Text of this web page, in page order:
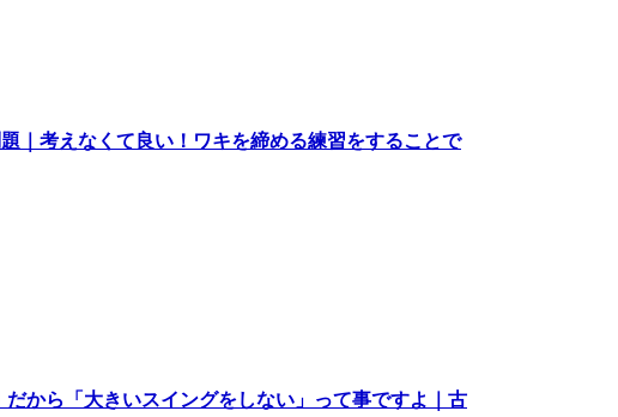
｜考えなくて良い！ワキを締める練習をすることで
から「大きいスイングをしない」って事ですよ｜古